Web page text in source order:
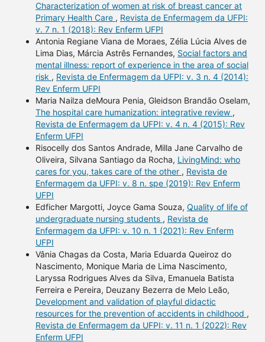
Characterization of women at risk of breast cancer at
Primary Health Care , Revista de Enfermagem da UFPI:
v. 7 n. 1 (2018): Rev Enferm UFPI
Antonia Regiane Viana de Moraes, Zélia Lúcia Alves de
Lima Dias, Márcia Astrês Fernandes, Social factors and
mental illness: report of experience in the area of social
risk , Revista de Enfermagem da UFPI: v. 3 n. 4 (2014):
Rev Enferm UFPI
Maria Nailza deMoura Penia, Gleidson Brandão Oselam,
The hospital care humanization: integrative review ,
Revista de Enfermagem da UFPI: v. 4 n. 4 (2015): Rev
Enferm UFPI
Risocelly dos Santos Andrade, Milla Jane Carvalho de
Oliveira, Silvana Santiago da Rocha, LivingMind: who
cares for you, takes care of the other , Revista de
Enfermagem da UFPI: v. 8 n. spe (2019): Rev Enferm
UFPI
Edficher Margotti, Joyce Gama Souza, Quality of life of
undergraduate nursing students , Revista de
Enfermagem da UFPI: v. 10 n. 1 (2021): Rev Enferm
UFPI
Vânia Chagas da Costa, Maria Eduarda Queiroz do
Nascimento, Monique Maria de Lima Nascimento,
Laryssa Rodrigues Alves da Silva, Emanuela Batista
Ferreira e Pereira, Deuzany Bezerra de Melo Leão,
Development and validation of playful didactic
resources for the prevention of accidents in childhood ,
Revista de Enfermagem da UFPI: v. 11 n. 1 (2022): Rev
Enferm UFPI